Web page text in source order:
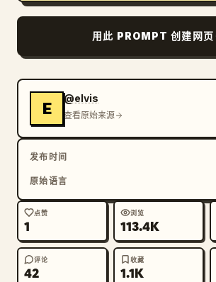
博客
更新
用此 PROMPT 创建网页
E
@elvis
查看原始来源
发布时间
原始语言
点赞
1
浏览
113.4K
评论
42
收藏
1.1K